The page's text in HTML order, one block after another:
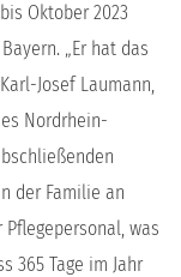
Oktober 2023
„Er hat das
Josef Laumann,
Nordrhein-
der Familie an
was
365 Tage im Jahr